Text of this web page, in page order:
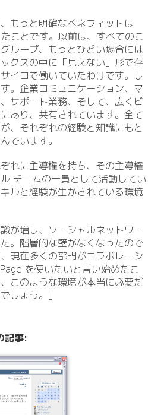
もっと明確なベネフィットは
ことです。以前は、すべてのこ
ループ、もっとひどい場合には
クスの中に「見えない」形で存
イロで働いていたわけです。し
。企業コミュニケーション、マ
サポート業務、そして、広くビ
あり、共有されています。全て
、それぞれの経験と知識にもと
でいます。
れに主導権を持ち、その主導権
チームの一員として活動してい
ルと経験が生かされている環境
が増し、ソーシャルネットワー
。階層的な壁がなくなったので
現在多くの部門がコラボレーシ
を使いたいと言い始めたこ
このような環境が本当に必要だ
しょう。」
記事: